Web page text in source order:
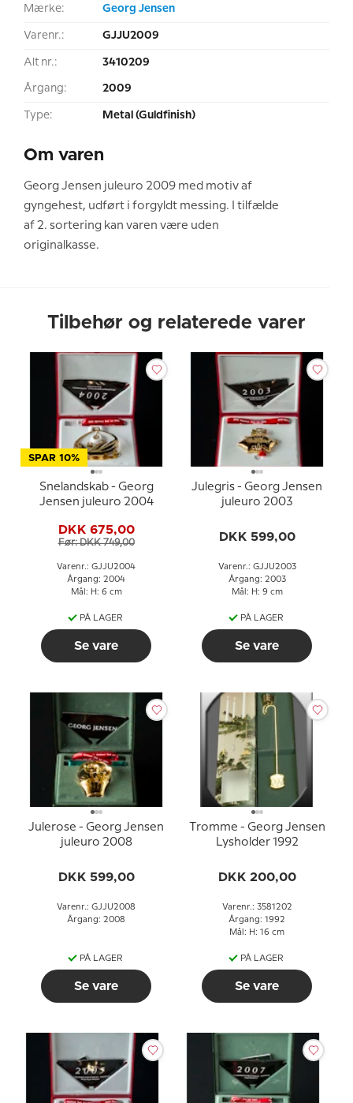
Mærke: Georg Jensen
Varenr.: GJJU2009
Alt nr.: 3410209
Årgang: 2009
Type: Metal (Guldfinish)
Om varen
Georg Jensen juleuro 2009 med motiv af
gyngehest, udført i forgyldt messing. I tilfælde
af 2. sortering kan varen være uden
originalkasse.
Tilbehør og relaterede varer
SPAR 10%
Snelandskab - Georg
Jensen juleuro 2004
DKK 675,00
Før: DKK 749,00
Varenr.: GJJU2004
Årgang: 2004
Mål: H: 6 cm
PÅ LAGER
Se vare
Julegris - Georg Jensen
juleuro 2003
DKK 599,00
Varenr.: GJJU2003
Årgang: 2003
Mål: H: 9 cm
PÅ LAGER
Se vare
Julerose - Georg Jensen
juleuro 2008
DKK 599,00
Varenr.: GJJU2008
Årgang: 2008
PÅ LAGER
Se vare
Tromme - Georg Jensen
Lysholder 1992
DKK 200,00
Varenr.: 3581202
Årgang: 1992
Mål: H: 16 cm
PÅ LAGER
Se vare